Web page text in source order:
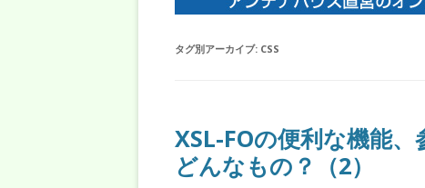
タグ別アーカイブ: CSS
XSL-FOの便利な機能
どんなもの？（2）